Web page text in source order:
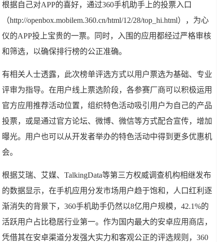
根据自己对APP的喜好，通过360手机助手上的投票入口
（http://openbox.mobilem.360.cn/html/12/28/top_hi.html），为心
仪的APP投上宝贵的一票。同时，入围的应用都经过严格审核
和筛选，以确保排行榜的公正准确。
有相关人士透露，此次榜单评选方式以用户票选为基础、专业
评审为指导。在用户线上票选阶段，各参赛厂商可以积极运用
官方应用推荐活动位置，组织特色活动吸引用户为自己的产品
投票，或是通过官方论坛、微博、微信等方式配合宣传，增加
曝光。用户也可以从开发者举办的特色活动中得到更多优惠机
会。
根据艾瑞、艾媒、TalkingData等第三方权威调查机构相继发布
的数据显示，在手机应用分发市场用户趋于饱和，人口红利逐
渐消失的背景下，360手机助手仍然以8亿用户规模，42.1%的
活跃用户占比稳居行业第一。作为国内最大的安卓应用商店，
凭借其在安卓渠道分发强大实力和客观公正的评选规则，360